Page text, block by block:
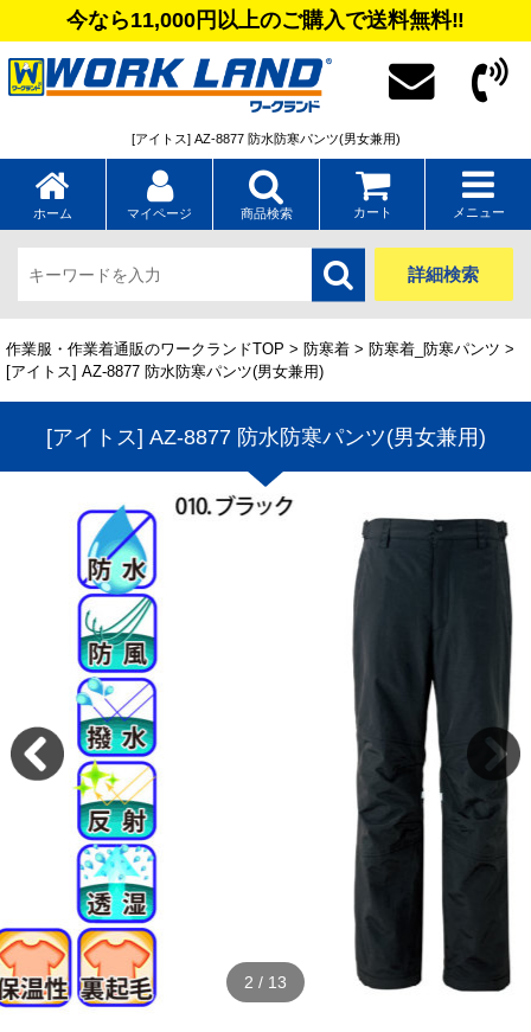
今なら11,000円以上のご購入で送料無料‼
[アイトス] AZ-8877 防水防寒パンツ(男女兼用)
ホーム マイページ 商品検索 カート メニュー
詳細検索
作業服・作業着通販のワークランドTOP > 防寒着 > 防寒着_防寒パンツ >
[アイトス] AZ-8877 防水防寒パンツ(男女兼用)
[アイトス] AZ-8877 防水防寒パンツ(男女兼用)
2 / 13